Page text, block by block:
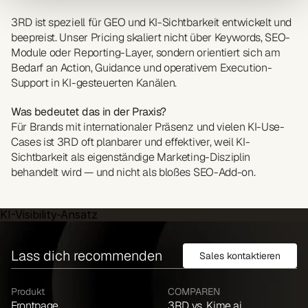
3RD ist speziell für GEO und KI-Sichtbarkeit entwickelt und
beepreist. Unser Pricing skaliert nicht über Keywords, SEO-
Module oder Reporting-Layer, sondern orientiert sich am
Bedarf an Action, Guidance und operativem Execution-
Support in KI-gesteuerten Kanälen.
Was bedeutet das in der Praxis?
Für Brands mit internationaler Präsenz und vielen KI-Use-
Cases ist 3RD oft planbarer und effektiver, weil KI-
Sichtbarkeit als eigenständige Marketing-Disziplin
behandelt wird — und nicht als bloßes SEO-Add-on.
KI-Visibility-Ansatz
Lass dich recommenden Sales kontaktieren
Produkt COMPAREN